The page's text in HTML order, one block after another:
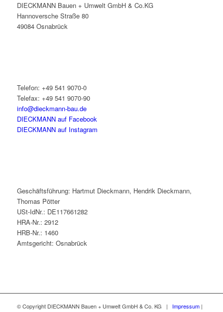
DIECKMANN Bauen + Umwelt GmbH & Co.KG
Hannoversche Straße 80
49084 Osnabrück
Telefon: +49 541 9070-0
Telefax: +49 541 9070-90
info@dieckmann-bau.de
DIECKMANN auf Facebook
DIECKMANN auf Instagram
Geschäftsführung: Hartmut Dieckmann, Hendrik Dieckmann,
Thomas Pötter
USt-IdNr.: DE117661282
HRA-Nr.: 2912
HRB-Nr.: 1460
Amtsgericht: Osnabrück
© Copyright DIECKMANN Bauen + Umwelt GmbH & Co. KG | Impressum|